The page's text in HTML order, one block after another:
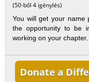
(50-ből 4 igénylés)
You will get your name
the opportunity to be
working on your
Donate a